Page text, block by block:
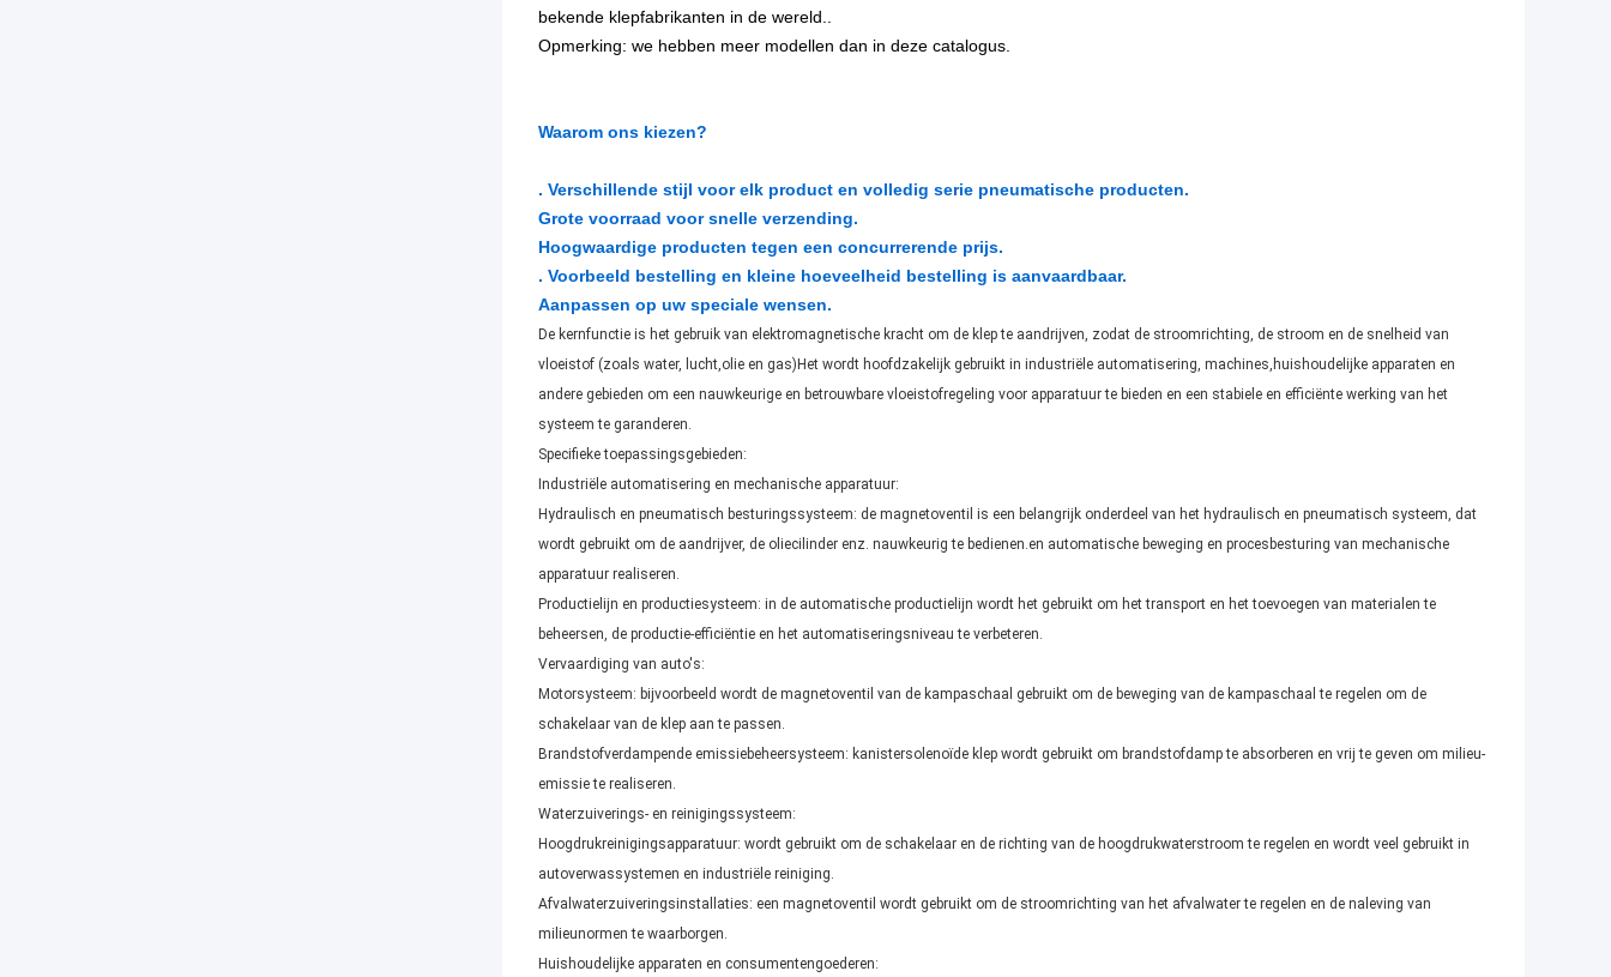
bekende klepfabrikanten in de wereld..
Opmerking: we hebben meer modellen dan in deze catalogus.
Waarom ons kiezen?
. Verschillende stijl voor elk product en volledig serie pneumatische producten.
Grote voorraad voor snelle verzending.
Hoogwaardige producten tegen een concurrerende prijs.
. Voorbeeld bestelling en kleine hoeveelheid bestelling is aanvaardbaar.
Aanpassen op uw speciale wensen.
De kernfunctie is het gebruik van elektromagnetische kracht om de klep te aandrijven, zodat de stroomrichting, de stroom en de snelheid van
vloeistof (zoals water, lucht,olie en gas)Het wordt hoofdzakelijk gebruikt in industriële automatisering, machines,huishoudelijke apparaten en
andere gebieden om een nauwkeurige en betrouwbare vloeistofregeling voor apparatuur te bieden en een stabiele en efficiënte werking van het
systeem te garanderen.
Specifieke toepassingsgebieden:
Industriële automatisering en mechanische apparatuur:
Hydraulisch en pneumatisch besturingssysteem: de magnetoventil is een belangrijk onderdeel van het hydraulisch en pneumatisch systeem, dat
wordt gebruikt om de aandrijver, de oliecilinder enz. nauwkeurig te bedienen.en automatische beweging en procesbesturing van mechanische
apparatuur realiseren.
Productielijn en productiesysteem: in de automatische productielijn wordt het gebruikt om het transport en het toevoegen van materialen te
beheersen, de productie-efficiëntie en het automatiseringsniveau te verbeteren.
Vervaardiging van auto's:
Motorsysteem: bijvoorbeeld wordt de magnetoventil van de kampaschaal gebruikt om de beweging van de kampaschaal te regelen om de
schakelaar van de klep aan te passen.
Brandstofverdampende emissiebeheersysteem: kanistersolenoïde klep wordt gebruikt om brandstofdamp te absorberen en vrij te geven om milieu-
emissie te realiseren.
Waterzuiverings- en reinigingssysteem:
Hoogdrukreinigingsapparatuur: wordt gebruikt om de schakelaar en de richting van de hoogdrukwaterstroom te regelen en wordt veel gebruikt in
autoverwassystemen en industriële reiniging.
Afvalwaterzuiveringsinstallaties: een magnetoventil wordt gebruikt om de stroomrichting van het afvalwater te regelen en de naleving van
milieunormen te waarborgen.
Huishoudelijke apparaten en consumentengoederen: